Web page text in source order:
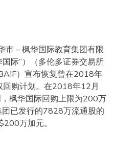
– 枫华国际教育集团有限
际”）（多伦多证券交易所
）宣布恢复曾在2018年
购计划。在2018年12月
枫华国际回购上限为200万
已发行的7828万流通股的
万加元。